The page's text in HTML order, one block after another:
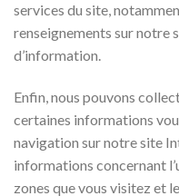
services du site,
renseignements sur notre
d’information.
Enfin, nous pouvons
certaines informations
navigation sur notre site
informations concernant
zones que vous visitez et